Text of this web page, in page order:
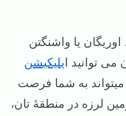
اوریگان یا واشنگتن
توانید اپلیکیشن
میتواند به شما فرصت
لرزه در منطقهٔ تان،